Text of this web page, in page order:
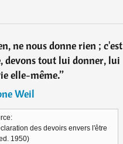
ne nous donne rien ; c'est
devons tout lui donner, lui
elle-même.”
Weil
des devoirs envers l'être
1950)